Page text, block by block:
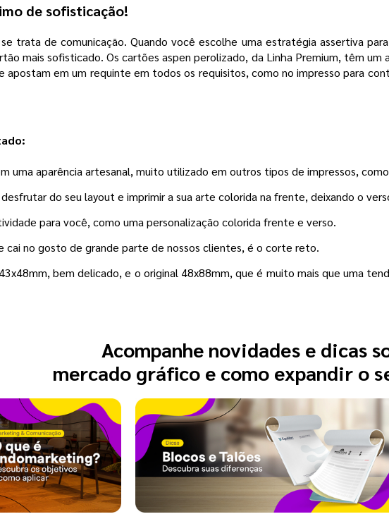
de sofisticação!
trata de comunicação. Quando você escolhe uma estratégia assertiva
mais sofisticado. Os cartões aspen perolizado, da Linha Premium, têm
apostam em um requinte em todos os requisitos, como no impresso para
uma aparência artesanal, muito utilizado em outros tipos de impressos,
do seu layout e imprimir a sua arte colorida na frente, deixando o
para você, como uma personalização colorida frente e verso.
cai no gosto de grande parte de nossos clientes, é o corte reto.
bem delicado, e o original 48x88mm, que é muito mais que uma
Acompanhe novidades e dicas
mercado gráfico e como expandir o